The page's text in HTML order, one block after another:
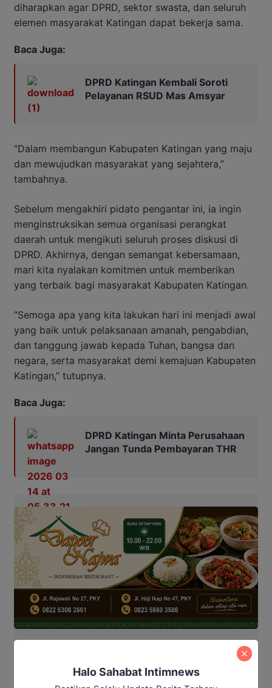
diharapkan agar DPRD, sektor swasta, dan seluruh
elemen masyarakat Katingan dapat bekerja sama.
Baca Juga:
DPRD Katingan Kembali Soroti
Pelayanan RSUD Mas Amsyar
“Dalam membangun Kabupaten Katingan yang maju
dan mewujudkan masyarakat yang sejahtera,”
tambahnya.
Sebelum mengakhiri pidato pengantar ini, ia ingin
menginstruksikan semua organisasi perangkat
daerah untuk mengikuti seluruh proses diskusi di
DPRD. Akhirnya, dengan semangat kebersamaan,
mari kita nyalakan komitmen untuk memberikan
yang terbaik bagi masyarakat Kabupaten Katingan.
“Semoga apa yang kita lakukan hari ini menjadi awal
yang baik untuk pelaksanaan amanah, pengabdian,
dan tanggung jawab kepada Tuhan, bangsa dan
negara, serta masyarakat demi kemajuan Kabupaten
Katingan,” tutupnya.
Baca Juga:
DPRD Katingan Minta Perusahaan
Jangan Tunda Pembayaran THR
Editor: AndrianHalo Sahabat Intimnews